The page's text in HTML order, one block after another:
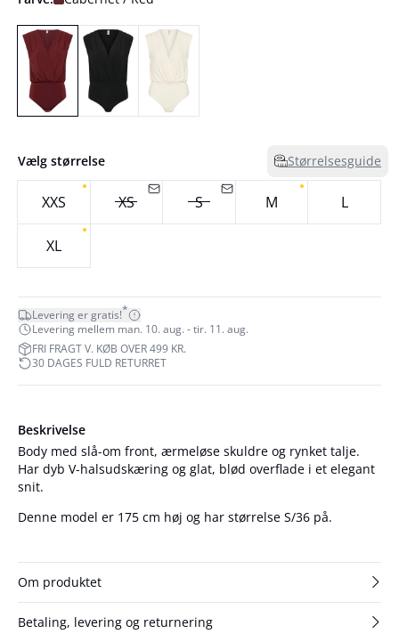
Vælg størrelse Størrelsesguide
XXS XS S M L
XL
Levering er gratis!*
Levering mellem man. 10. aug. - tir. 11. aug.
FRI FRAGT V. KØB OVER 499 KR.
30 DAGES FULD RETURRET
Beskrivelse
Body med slå-om front, ærmeløse skuldre og rynket talje.
Har dyb V-halsudskæring og glat, blød overflade i et elegant
snit.
Denne model er 175 cm høj og har størrelse S/36 på.
Om produktet
Betaling, levering og returnering